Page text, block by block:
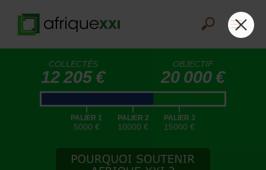
COLLECTÉS
12 205 €
OBJECTIF
20 000 €
|
PALIER 1
5000 €
|
PALIER 2
10000 €
|
PALIER 3
15000 €